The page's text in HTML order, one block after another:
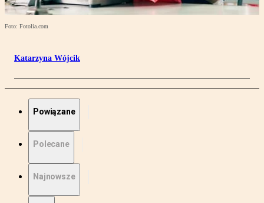
Foto: Fotolia.com
Katarzyna Wójcik
Powiązane
Polecane
Najnowsze